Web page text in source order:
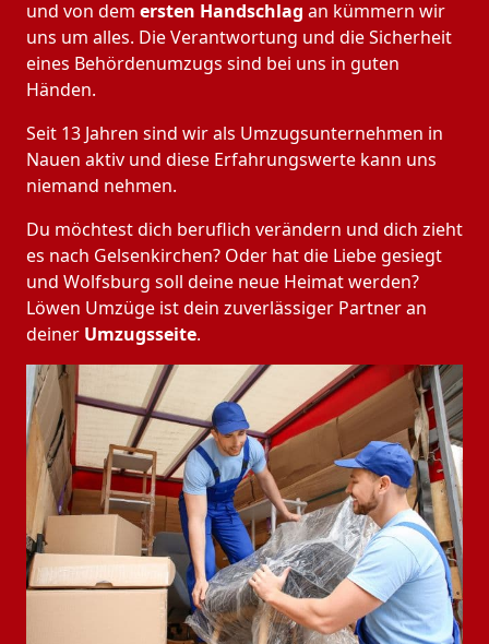
und von dem ersten Handschlag an kümmern wir
uns um alles. Die Verantwortung und die Sicherheit
eines Behördenumzugs sind bei uns in guten
Händen.
Seit 13 Jahren sind wir als Umzugsunternehmen in
Nauen aktiv und diese Erfahrungswerte kann uns
niemand nehmen.
Du möchtest dich beruflich verändern und dich zieht
es nach Gelsenkirchen? Oder hat die Liebe gesiegt
und Wolfsburg soll deine neue Heimat werden?
Löwen Umzüge ist dein zuverlässiger Partner an
deiner Umzugsseite.